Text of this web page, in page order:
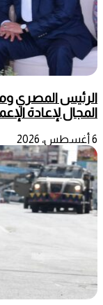
الرئيس المصري
المجال لإعادة
6 أغسطس، 2026